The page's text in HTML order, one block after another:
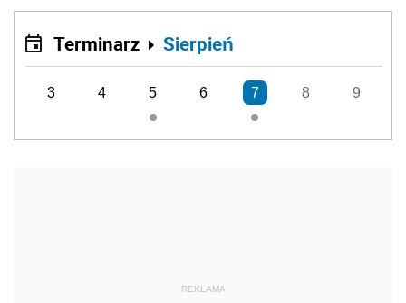
Terminarz Sierpień
3 4 5 6 7 8 9
REKLAMA